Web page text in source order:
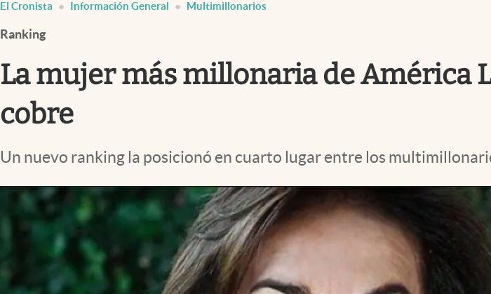
Infotechnology
Clase
Clima
Mundial 2026
Eventos Corporativos
abre en nueva pestaña
El Cronista Información General Multimillonarios
Ranking
La mujer más millonaria de América
cobre
Un nuevo ranking la posicionó en cuarto lugar entre los